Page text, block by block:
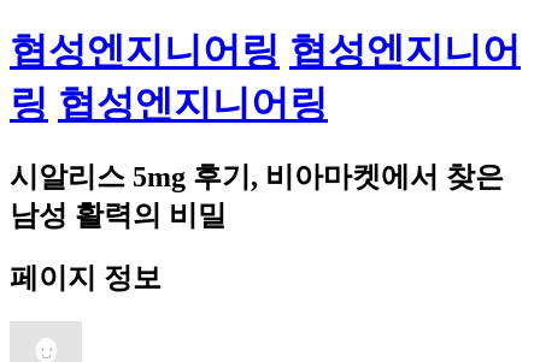
협성엔지니어링 협성엔지니어
링 협성엔지니어링
시알리스 5mg 후기, 비아마켓에서 찾은
남성 활력의 비밀
페이지 정보